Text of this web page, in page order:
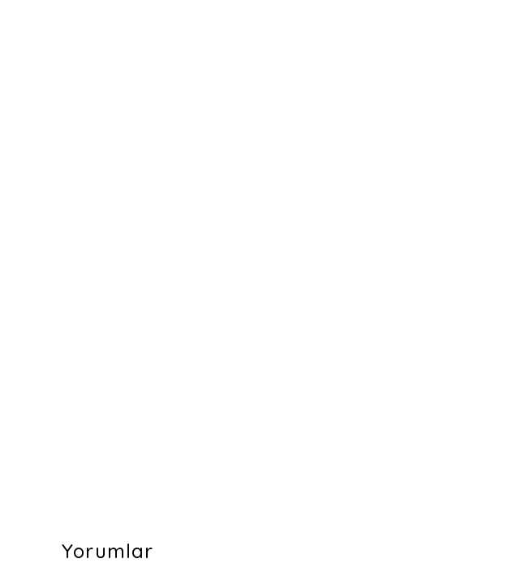
Yorumlar